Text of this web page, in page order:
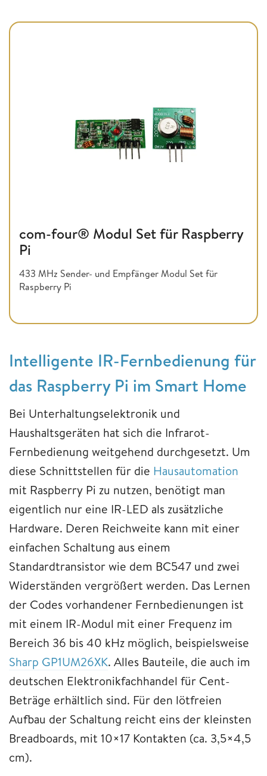
com-four® Modul Set für Raspberry
Pi
433 MHz Sender- und Empfänger Modul Set für
Raspberry Pi
Intelligente IR-Fernbedienung für
das Raspberry Pi im Smart Home
Bei Unterhaltungselektronik und
Haushaltsgeräten hat sich die Infrarot-
Fernbedienung weitgehend durchgesetzt. Um
diese Schnittstellen für die Hausautomation
mit Raspberry Pi zu nutzen, benötigt man
eigentlich nur eine IR-LED als zusätzliche
Hardware. Deren Reichweite kann mit einer
einfachen Schaltung aus einem
Standardtransistor wie dem BC547 und zwei
Widerständen vergrößert werden. Das Lernen
der Codes vorhandener Fernbedienungen ist
mit einem IR-Modul mit einer Frequenz im
Bereich 36 bis 40 kHz möglich, beispielsweise
Sharp GP1UM26XK. Alles Bauteile, die auch im
deutschen Elektronikfachhandel für Cent-
Beträge erhältlich sind. Für den lötfreien
Aufbau der Schaltung reicht eins der kleinsten
Breadboards, mit 10×17 Kontakten (ca. 3,5×4,5
cm).